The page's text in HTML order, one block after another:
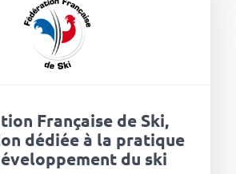
Française de Ski,
dédiée à la pratique
du ski